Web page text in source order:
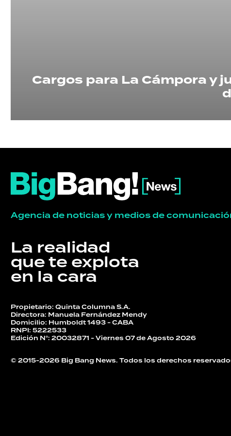
Cargos para La Cámpora y
Agencia de noticias y medios de
La realidad
que te explota
en la cara
Propietario: Quinta Columna S.A.
Directora: Manuela Fernández Mendy
Domicilio: Humboldt 1493 - CABA
RNPI: 5222533
Edición N°: 20032871 - Viernes 07 de Agosto 2026
© 2015-2026 Big Bang News. Todos los derechos
POLICIALES
ECONOMÍA
GRAN
HERMANO
SALUD
DEPORTES
TECNOLOGÍA